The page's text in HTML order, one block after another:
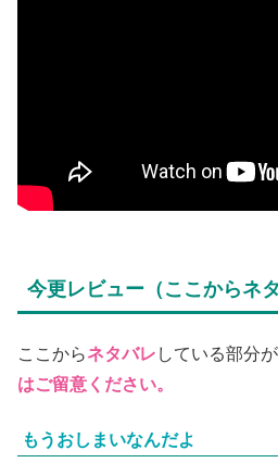
今更レビュー（ここからネタ
ここからネタバレ している部分
はご留意ください。
もうおしまいなんだよ